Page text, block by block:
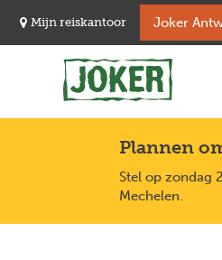
naar
Mijn reiskantoor
Plannen
Stel op zondag
Mechelen.